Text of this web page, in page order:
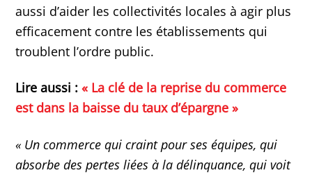
aussi d’aider les collectivités locales à agir plus
efficacement contre les établissements qui
troublent l’ordre public.
Lire aussi :« La clé de la reprise du commerce
est dans la baisse du taux d’épargne »
« Un commerce qui craint pour ses équipes, qui
absorbe des pertes liées à la délinquance, qui voit